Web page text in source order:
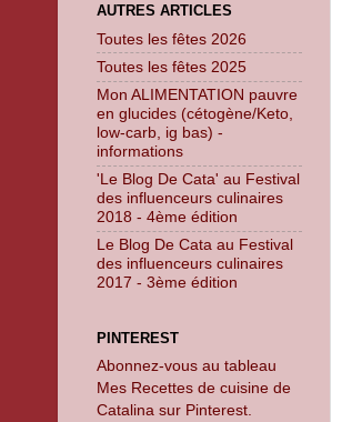
AUTRES ARTICLES
Toutes les fêtes 2026
Toutes les fêtes 2025
Mon ALIMENTATION pauvre
en glucides (cétogène/Keto,
low-carb, ig bas) -
informations
'Le Blog De Cata' au Festival
des influenceurs culinaires
2018 - 4ème édition
Le Blog De Cata au Festival
des influenceurs culinaires
2017 - 3ème édition
PINTEREST
Abonnez-vous au tableau
Mes Recettes de cuisine de
Catalina sur Pinterest.